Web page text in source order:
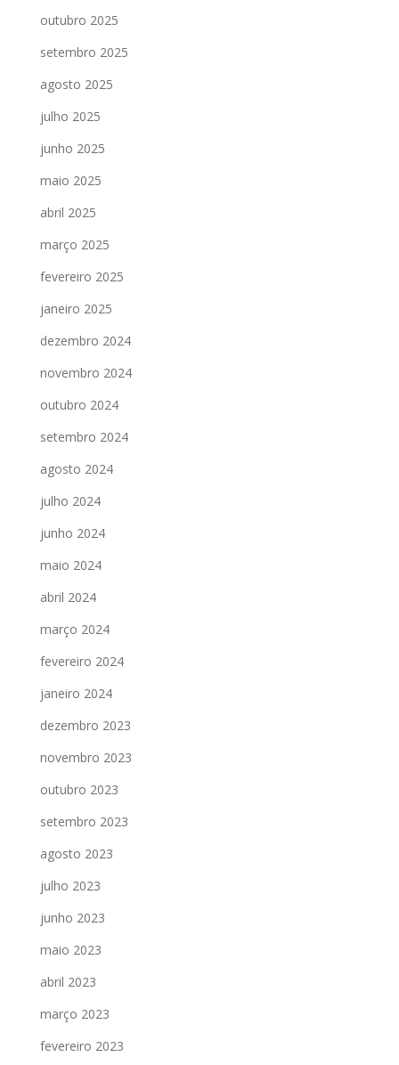
outubro 2025
setembro 2025
agosto 2025
julho 2025
junho 2025
maio 2025
abril 2025
março 2025
fevereiro 2025
janeiro 2025
dezembro 2024
novembro 2024
outubro 2024
setembro 2024
agosto 2024
julho 2024
junho 2024
maio 2024
abril 2024
março 2024
fevereiro 2024
janeiro 2024
dezembro 2023
novembro 2023
outubro 2023
setembro 2023
agosto 2023
julho 2023
junho 2023
maio 2023
abril 2023
março 2023
fevereiro 2023